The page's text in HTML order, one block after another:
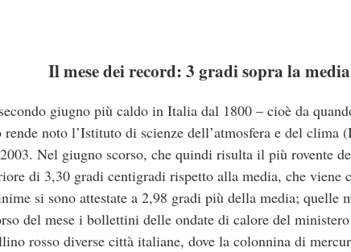
Il mese dei record: 3 gradi sopra la media
giugno più caldo in Italia dal 1800 – cioè da
noto l’Istituto di scienze dell’atmosfera e del clima
Nel giugno scorso, che quindi risulta il più rovente
di 3,30 gradi centigradi rispetto alla media, che viene
si sono attestate a 2,98 gradi più della media; quelle
del mese i bollettini delle ondate di calore del
rosso diverse città italiane, dove la colonnina di